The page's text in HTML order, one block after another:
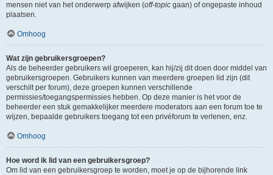
mensen niet van het onderwerp afwijken (off-topic gaan) of ongepaste inhoud
plaatsen.
Omhoog
Wat zijn gebruikersgroepen?
Als de beheerder gebruikers wil groeperen, kan hij/zij dit doen door middel van
gebruikersgroepen. Gebruikers kunnen van meerdere groepen lid zijn (dit
verschilt per forum), deze groepen kunnen verschillende
permissies/toegangspermissies hebben. Op deze manier is het voor de
beheerder een stuk gemakkelijker meerdere moderators aan een forum toe te
wijzen, bepaalde gebruikers toegang tot een privéforum te verlenen, enz.
Omhoog
Hoe word ik lid van een gebruikersgroep?
Om lid van een gebruikersgroep te worden, moet je op de bijhorende link